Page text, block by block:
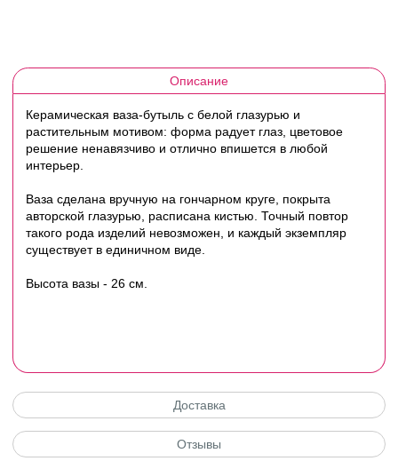
Описание
Керамическая ваза-бутыль с белой глазурью и
растительным мотивом: форма радует глаз, цветовое
решение ненавязчиво и отлично впишется в любой
интерьер.
Ваза сделана вручную на гончарном круге, покрыта
авторской глазурью, расписана кистью. Точный повтор
такого рода изделий невозможен, и каждый экземпляр
существует в единичном виде.
Высота вазы - 26 см.
Доставка
Отзывы